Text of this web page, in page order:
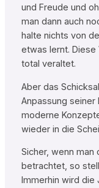
und Freude und
man dann auch
halte nichts von
etwas lernt. Diese
total veraltet.
Aber das
Anpassung seiner
moderne
wieder in die
Sicher, wenn man
betrachtet, so
Immerhin wird